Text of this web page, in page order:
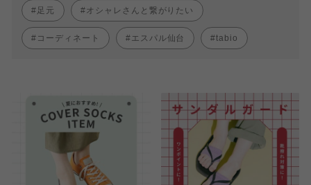
足元 オシャレさんと繋がりたい
コーディネート エスパル仙台 tabio